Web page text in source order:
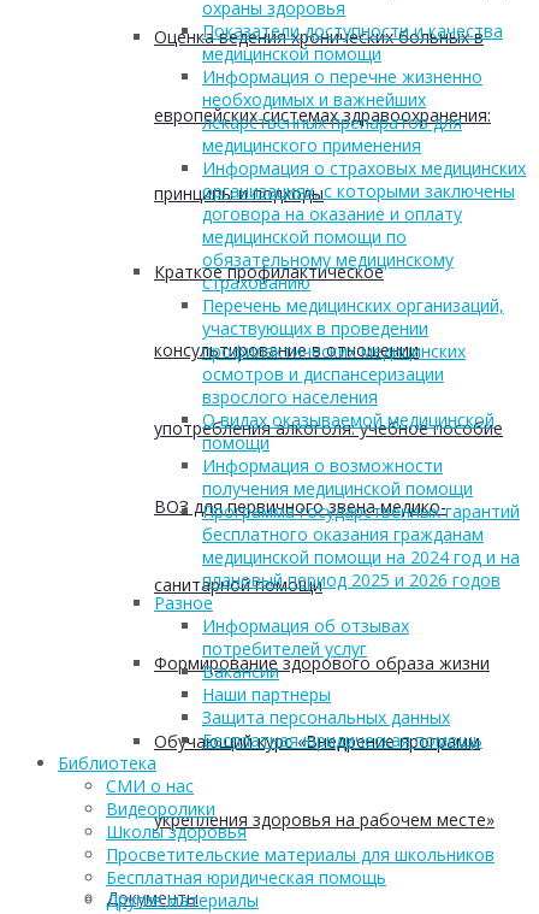
Оценка ведения хронических больных в
европейских системах здравоохранения:
принципы и подходы
Краткое профилактическое
консультирование в отношении
употребления алкоголя: учебное пособие
ВОЗ для первичного звена медико-
санитарной помощи
Формирование здорового образа жизни
Обучающий курс «Внедрение программ
укрепления здоровья на рабочем месте»
Документы
охраны здоровья
Показатели доступности и качества
медицинской помощи
Информация о перечне жизненно
необходимых и важнейших
лекарственных препаратов для
медицинского применения
Информация о страховых медицинских
организациях, с которыми заключены
договора на оказание и оплату
медицинской помощи по
обязательному медицинскому
страхованию
Перечень медицинских организаций,
участвующих в проведении
профилактических медицинских
осмотров и диспансеризации
взрослого населения
О видах оказываемой медицинской
помощи
Информация о возможности
получения медицинской помощи
Программа государственных гарантий
бесплатного оказания гражданам
медицинской помощи на 2024 год и на
плановый период 2025 и 2026 годов
Разное
Информация об отзывах
потребителей услуг
Вакансии
Наши партнеры
Защита персональных данных
Бесплатная юридическая помощь
Библиотека
СМИ о нас
Видеоролики
Школы здоровья
Просветительские материалы для школьников
Бесплатная юридическая помощь
Другие материалы